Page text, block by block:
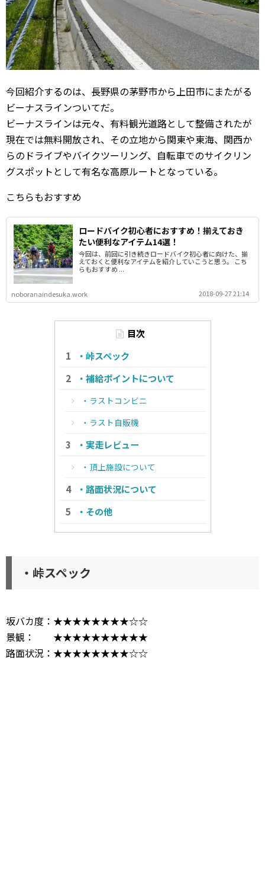
今回紹介するのは、長野県の茅野市から上田市にまたがる
ビーナスラインついてだ。
ビーナスラインは元々、有料観光道路として整備されたが
現在では無料開放され、その立地から関東や東海、関西か
らのドライブやバイクツーリング、自転車でのサイクリン
グスポットとして有名な高原ルートとなっている。
こちらもおすすめ
ロードバイク初心者におすすめ！揃えておき
たい便利なアイテム14選！
今回は、前回に引き続きロードバイク初心者に向けた、揃
えておくと便利なアイテムを紹介していこうと思う。 こち
らもおすすめ ...
noboranaindesuka.work 2018-09-27 21:14
目次
・峠スペック
・補給ポイントについて
・ラストコンビニ
・ラスト自販機
・実走レビュー
・頂上施設について
・路面状況について
・その他
・峠スペック
坂バカ度：★★★★★★★★☆☆
景観： ★★★★★★★★★★
路面状況：★★★★★★★★☆☆